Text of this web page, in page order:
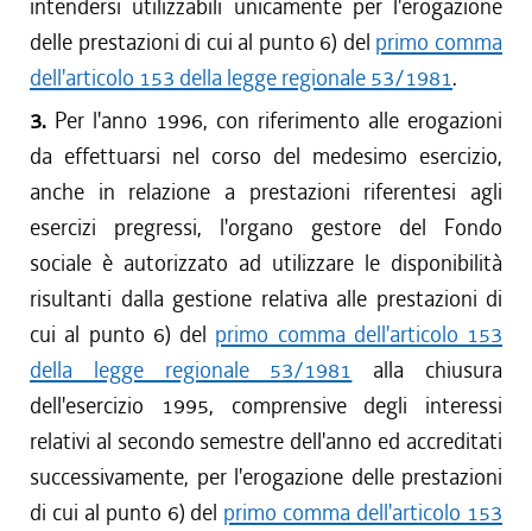
intendersi utilizzabili unicamente per l'erogazione
delle prestazioni di cui al punto 6) del primo comma
dell'articolo 153 della legge regionale 53/1981.
3. Per l'anno 1996, con riferimento alle erogazioni
da effettuarsi nel corso del medesimo esercizio,
anche in relazione a prestazioni riferentesi agli
esercizi pregressi, l'organo gestore del Fondo
sociale è autorizzato ad utilizzare le disponibilità
risultanti dalla gestione relativa alle prestazioni di
cui al punto 6) del primo comma dell'articolo 153
della legge regionale 53/1981 alla chiusura
dell'esercizio 1995, comprensive degli interessi
relativi al secondo semestre dell'anno ed accreditati
successivamente, per l'erogazione delle prestazioni
di cui al punto 6) del primo comma dell'articolo 153